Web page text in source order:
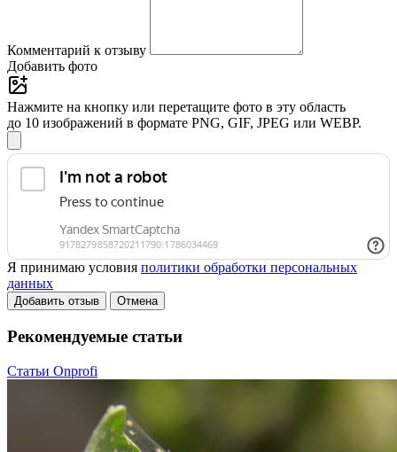
Комментарий к отзыву
Добавить фото
Нажмите на кнопку или перетащите фото в эту область
до 10 изображений в формате PNG, GIF, JPEG или WEBP.
Я принимаю условия политики обработки персональных
данных
Добавить отзыв Отмена
Рекомендуемые статьи
Статьи Onprofi